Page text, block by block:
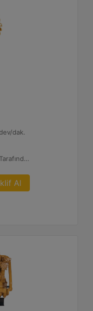
dak.
Lean Yanma: Müşteri Tarafından Sağlanan Atık Arıtma ile NSPS Saha Uyumluluğuna Sahiptir, 0,3 g ve 0,5 g/bhp-sa. NOx
Al